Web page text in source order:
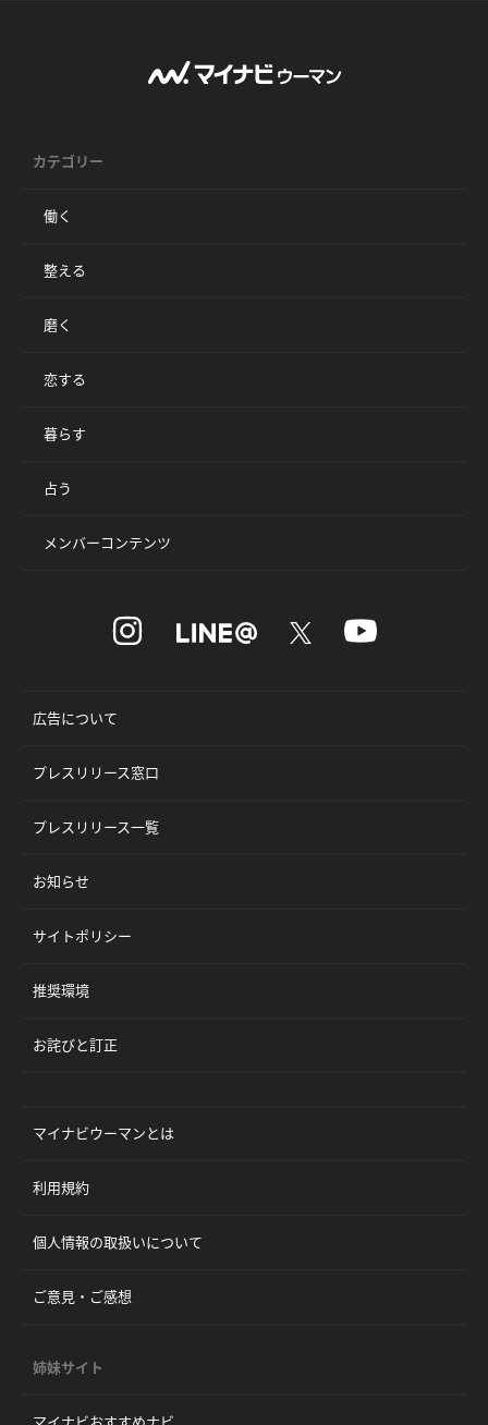
カテゴリー
働く
整える
磨く
恋する
暮らす
占う
メンバーコンテンツ
広告について
プレスリリース窓口
プレスリリース一覧
お知らせ
サイトポリシー
推奨環境
お詫びと訂正
マイナビウーマンとは
利用規約
個人情報の取扱いについて
ご意見・ご感想
姉妹サイト